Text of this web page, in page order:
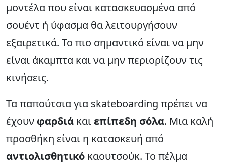
μοντέλα που είναι κατασκευασμένα από
σουέντ ή ύφασμα θα λειτουργήσουν
εξαιρετικά. Το πιο σημαντικό είναι να μην
είναι άκαμπτα και να μην περιορίζουν τις
κινήσεις.
Τα παπούτσια για skateboarding πρέπει να
έχουν φαρδιά καιεπίπεδη σόλα. Μια καλή
προσθήκη είναι η κατασκευή από
αντιολισθητικό καουτσούκ. Το πέλμα